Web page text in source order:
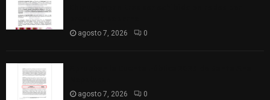
agosto 7, 2026 0
agosto 7, 2026 0